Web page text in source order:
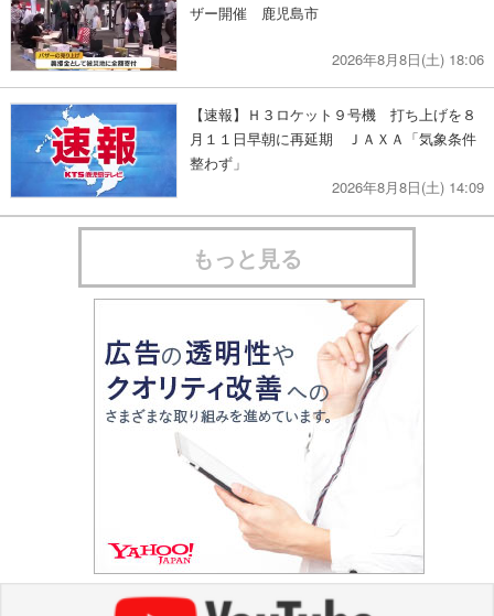
ザー開催 鹿児島市
2026年8月8日(土) 18:06
【速報】Ｈ３ロケット９号機 打ち上げを８
月１１日早朝に再延期 ＪＡＸＡ「気象条件
整わず」
2026年8月8日(土) 14:09
もっと見る